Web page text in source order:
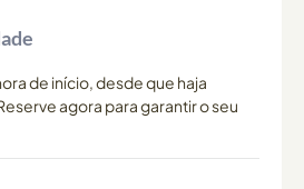
de início, desde que haja
agora para garantir o seu